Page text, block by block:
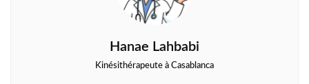
Hanae Lahbabi
Kinésithérapeute à Casablanca